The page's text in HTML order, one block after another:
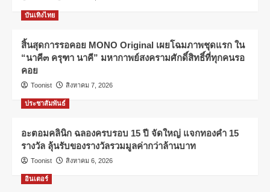
บันเทิงไทย
สิ้นสุดการรอคอย MONO Original เผยโฉมภาพชุดแรก ใน
“นาคี๓ ครุฑา นาคี” มหากาพย์สงครามศักดิ์สิทธิ์ที่ทุกคนรอ
คอย
Toonist สิงหาคม 7, 2026
ประชาสัมพันธ์
อะตอมคลินิก ฉลองครบรอบ 15 ปี จัดใหญ่ แจกทองคำ 15
รางวัล ลุ้นรับของรางวัลรวมมูลค่ากว่าล้านบาท
Toonist สิงหาคม 6, 2026
อินเตอร์